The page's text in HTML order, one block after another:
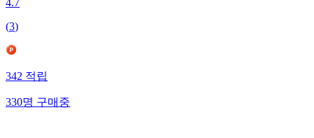
4.7
(3)
342적립
330명구매중